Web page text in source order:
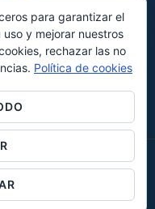
HISENSE
por
para garantizar el
y mejorar nuestros
rechazar las no
Política de cookies